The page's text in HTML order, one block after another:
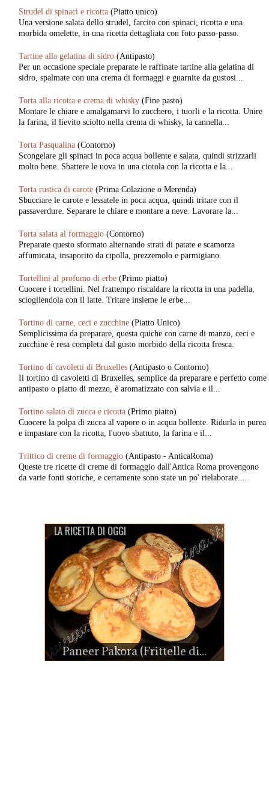
Strudel di spinaci e ricotta (Piatto unico)
Una versione salata dello strudel, farcito con spinaci, ricotta e una
morbida omelette, in una ricetta dettagliata con foto passo-passo.
Tartine alla gelatina di sidro (Antipasto)
Per un occasione speciale preparate le raffinate tartine alla gelatina di
sidro, spalmate con una crema di formaggi e guarnite da gustosi...
Torta alla ricotta e crema di whisky (Fine pasto)
Montare le chiare e amalgamarvi lo zucchero, i tuorli e la ricotta. Unire
la farina, il lievito sciolto nella crema di whisky, la cannella...
Torta Pasqualina (Contorno)
Scongelare gli spinaci in poca acqua bollente e salata, quindi strizzarli
molto bene. Sbattere le uova in una ciotola con la ricotta e la...
Torta rustica di carote (Prima Colazione o Merenda)
Sbucciare le carote e lessatele in poca acqua, quindi tritare con il
passaverdure. Separare le chiare e montare a neve. Lavorare la...
Torta salata al formaggio (Contorno)
Preparate questo sformato alternando strati di patate e scamorza
affumicata, insaporito da cipolla, prezzemolo e parmigiano.
Tortellini al profumo di erbe (Primo piatto)
Cuocere i tortellini. Nel frattempo riscaldare la ricotta in una padella,
sciogliendola con il latte. Tritare insieme le erbe...
Tortino di carne, ceci e zucchine (Piatto Unico)
Semplicissima da preparare, questa quiche con carne di manzo, ceci e
zucchine è resa completa dal gusto morbido della ricotta fresca.
Tortino di cavoletti di Bruxelles (Antipasto o Contorno)
Il tortino di cavoletti di Bruxelles, semplice da preparare e perfetto come
antipasto o piatto di mezzo, è aromatizzato con salvia e il...
Tortino salato di zucca e ricotta (Primo piatto)
Cuocere la polpa di zucca al vapore o in acqua bollente. Ridurla in purea
e impastare con la ricotta, l'uovo sbattuto, la farina e il...
Trittico di creme di formaggio (Antipasto - AnticaRoma)
Queste tre ricette di creme di formaggio dall'Antica Roma provengono
da varie fonti storiche, e certamente sono state un po' rielaborate....
LA RICETTA DI OGGI
Paneer Pakora (Frittelle di...